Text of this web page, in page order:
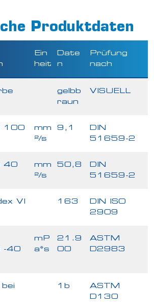
Produktdaten
Ein
heit
Date
n
Prüfung
nach
gelbb
raun
VISUELL
100
mm
²/s
9,1
DIN
51659-2
40
mm
²/s
50,8
DIN
51659-2
VI 163
DIN ISO
2909
-40
mP
a*s
21.9
00
ASTM
D2983
1b
ASTM
D130